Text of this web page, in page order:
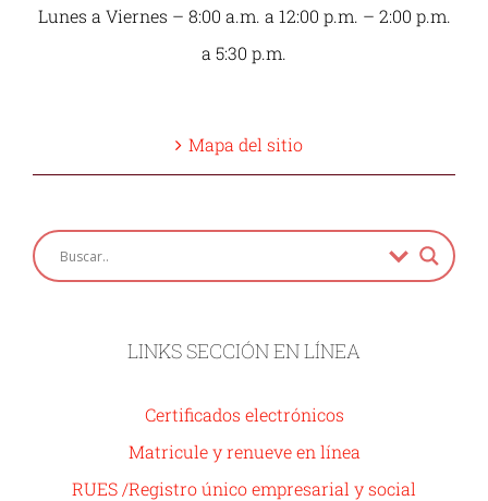
Lunes a Viernes – 8:00 a.m. a 12:00 p.m. – 2:00 p.m.
a 5:30 p.m.
Mapa del sitio
LINKS SECCIÓN EN LÍNEA
Certificados electrónicos
Matricule y renueve en línea
RUES /Registro único empresarial y social